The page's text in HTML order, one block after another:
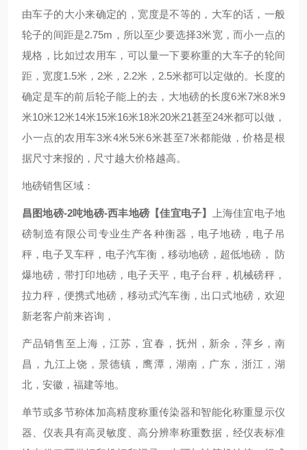
由车子的大小来确定的，宽度是不等的，大车的话，一般
轮子的间距是2.75m，所以至少要选择3米宽，而小一点的
规格，比如过农用车，可以量一下要称重的大车子的轮间
距，宽度1.5米，2米，2.2米，2.5米都可以定做的。长度的
确定是车的前后轮子能上的去，大地磅的长度6米7米8米9
米10米12米14米15米16米18米20米21甚至24米都可以做，
小一点的农用车3米4米5米6米甚至7米都能做，价格是根
据尺寸来报的，尺寸越大价格越高。
地磅销售区域：
昌图地磅-2吨地磅-西丰地磅【佳宜电子】
上海佳宜电子地
磅制造有限公司专业生产各种衡器，电子地磅，电子吊
秤，电子叉车秤，电子汽车衡，移动地磅，超低地磅， 防
爆地磅，带打印地磅，电子天平，电子台秤，机械磅秤，
拉力秤，便携式地磅，移动式汽车衡，出口式地磅，欢迎
新老客户前来咨询，
产品销售至上海，江苏，宜春，抚州，新余，萍乡，南
昌，九江上饶，景德镇，鹰潭，湖南，广东，浙江，湖
北，安徽，福建等地。
单节或多节称体加高精度称重传染器和智能化称重显示仪
器、仪表具有高灵敏度、高分辨率称重数据，经仪表标准